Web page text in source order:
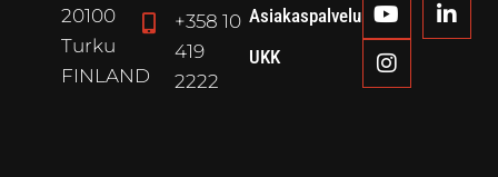
20100
Turku
FINLAND
+358 10
419
2222
Asiakaspalvelu
UKK